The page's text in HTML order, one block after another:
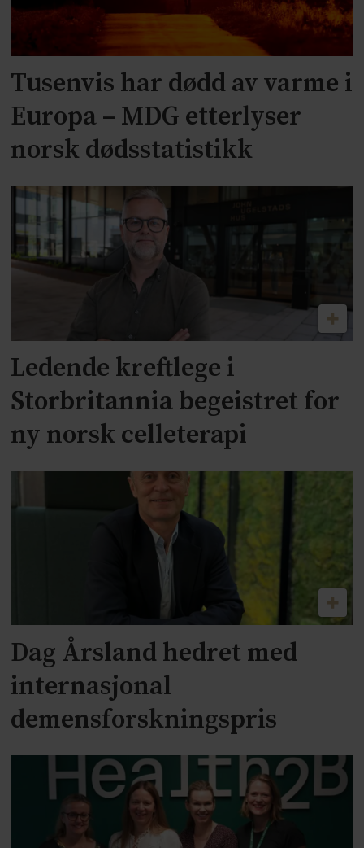
Tusenvis har dødd av varme i
Europa – MDG etterlyser
norsk dødsstatistikk
Ledende kreftlege i
Storbritannia begeistret for
ny norsk celleterapi
Dag Årsland hedret med
internasjonal
demensforskningspris